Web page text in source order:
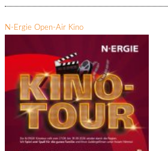
N-Ergie Open-Air Kino